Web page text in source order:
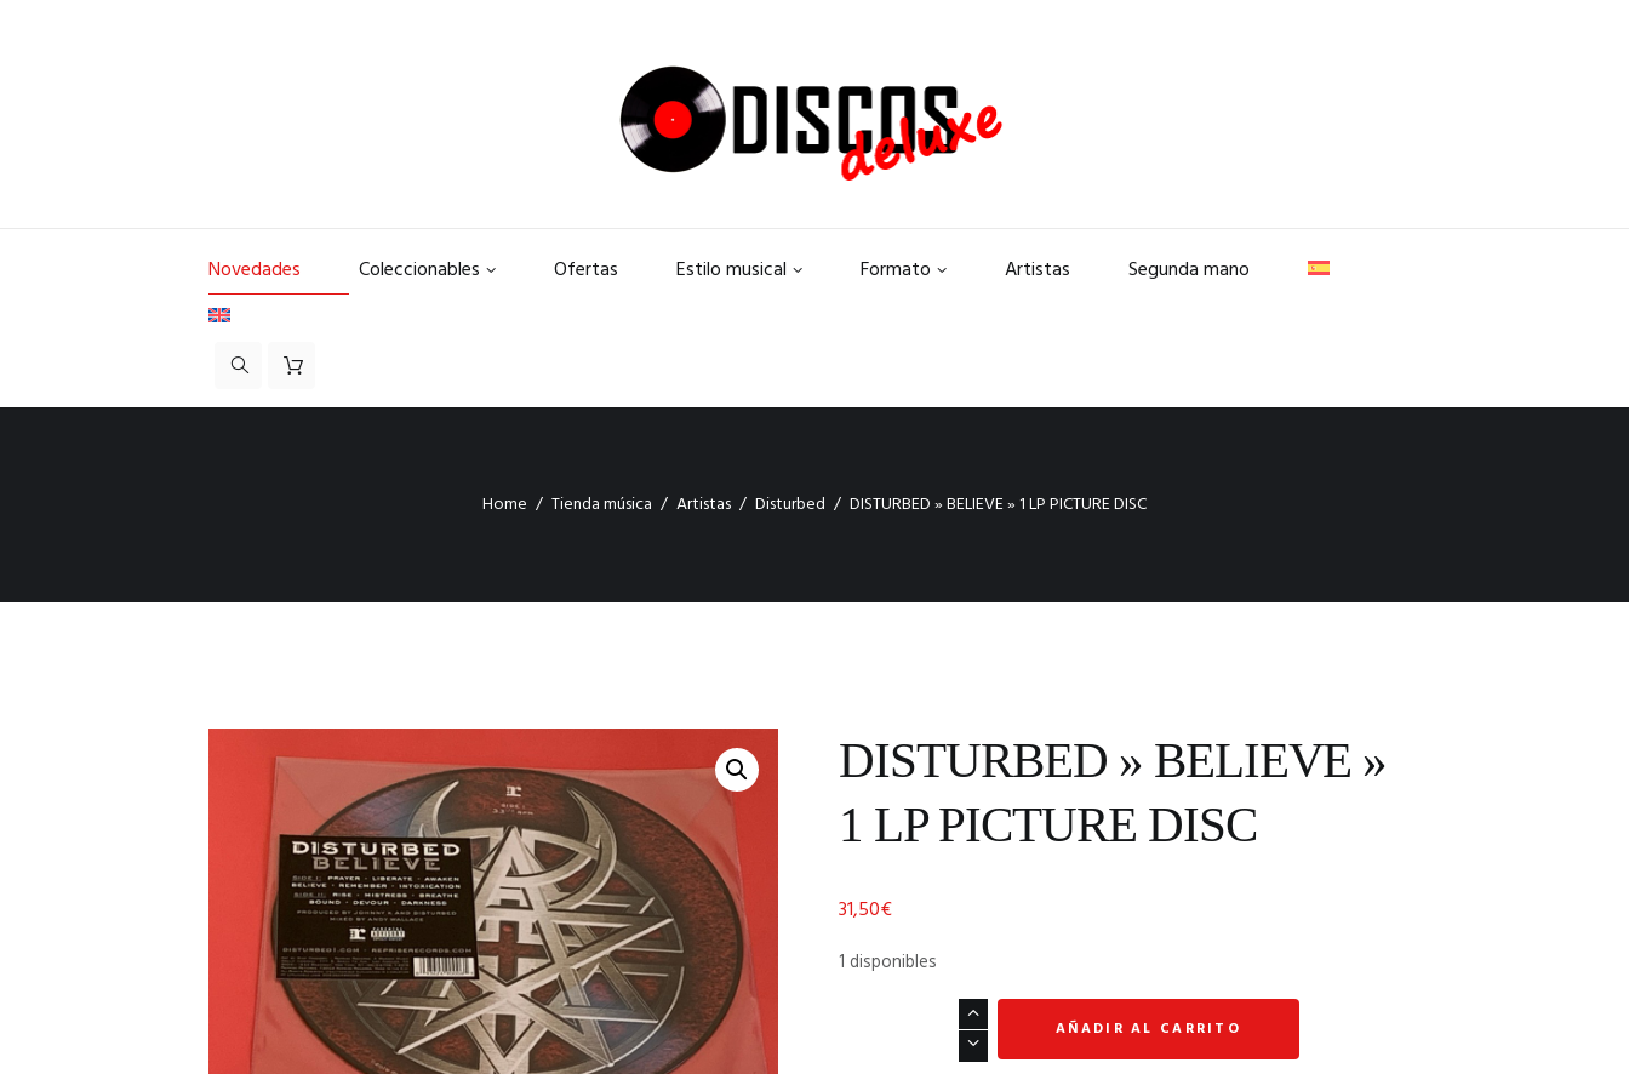
Novedades Coleccionables Ofertas Estilo musical Formato Artistas Segunda mano
Home Tienda música Artistas Disturbed DISTURBED » BELIEVE » 1 LP PICTURE DISC
DISTURBED » BELIEVE »
1 LP PICTURE DISC
31,50€
1 disponibles
AÑADIR AL CARRITO